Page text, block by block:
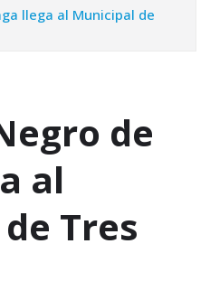
llega al Municipal de
de
al
Tres